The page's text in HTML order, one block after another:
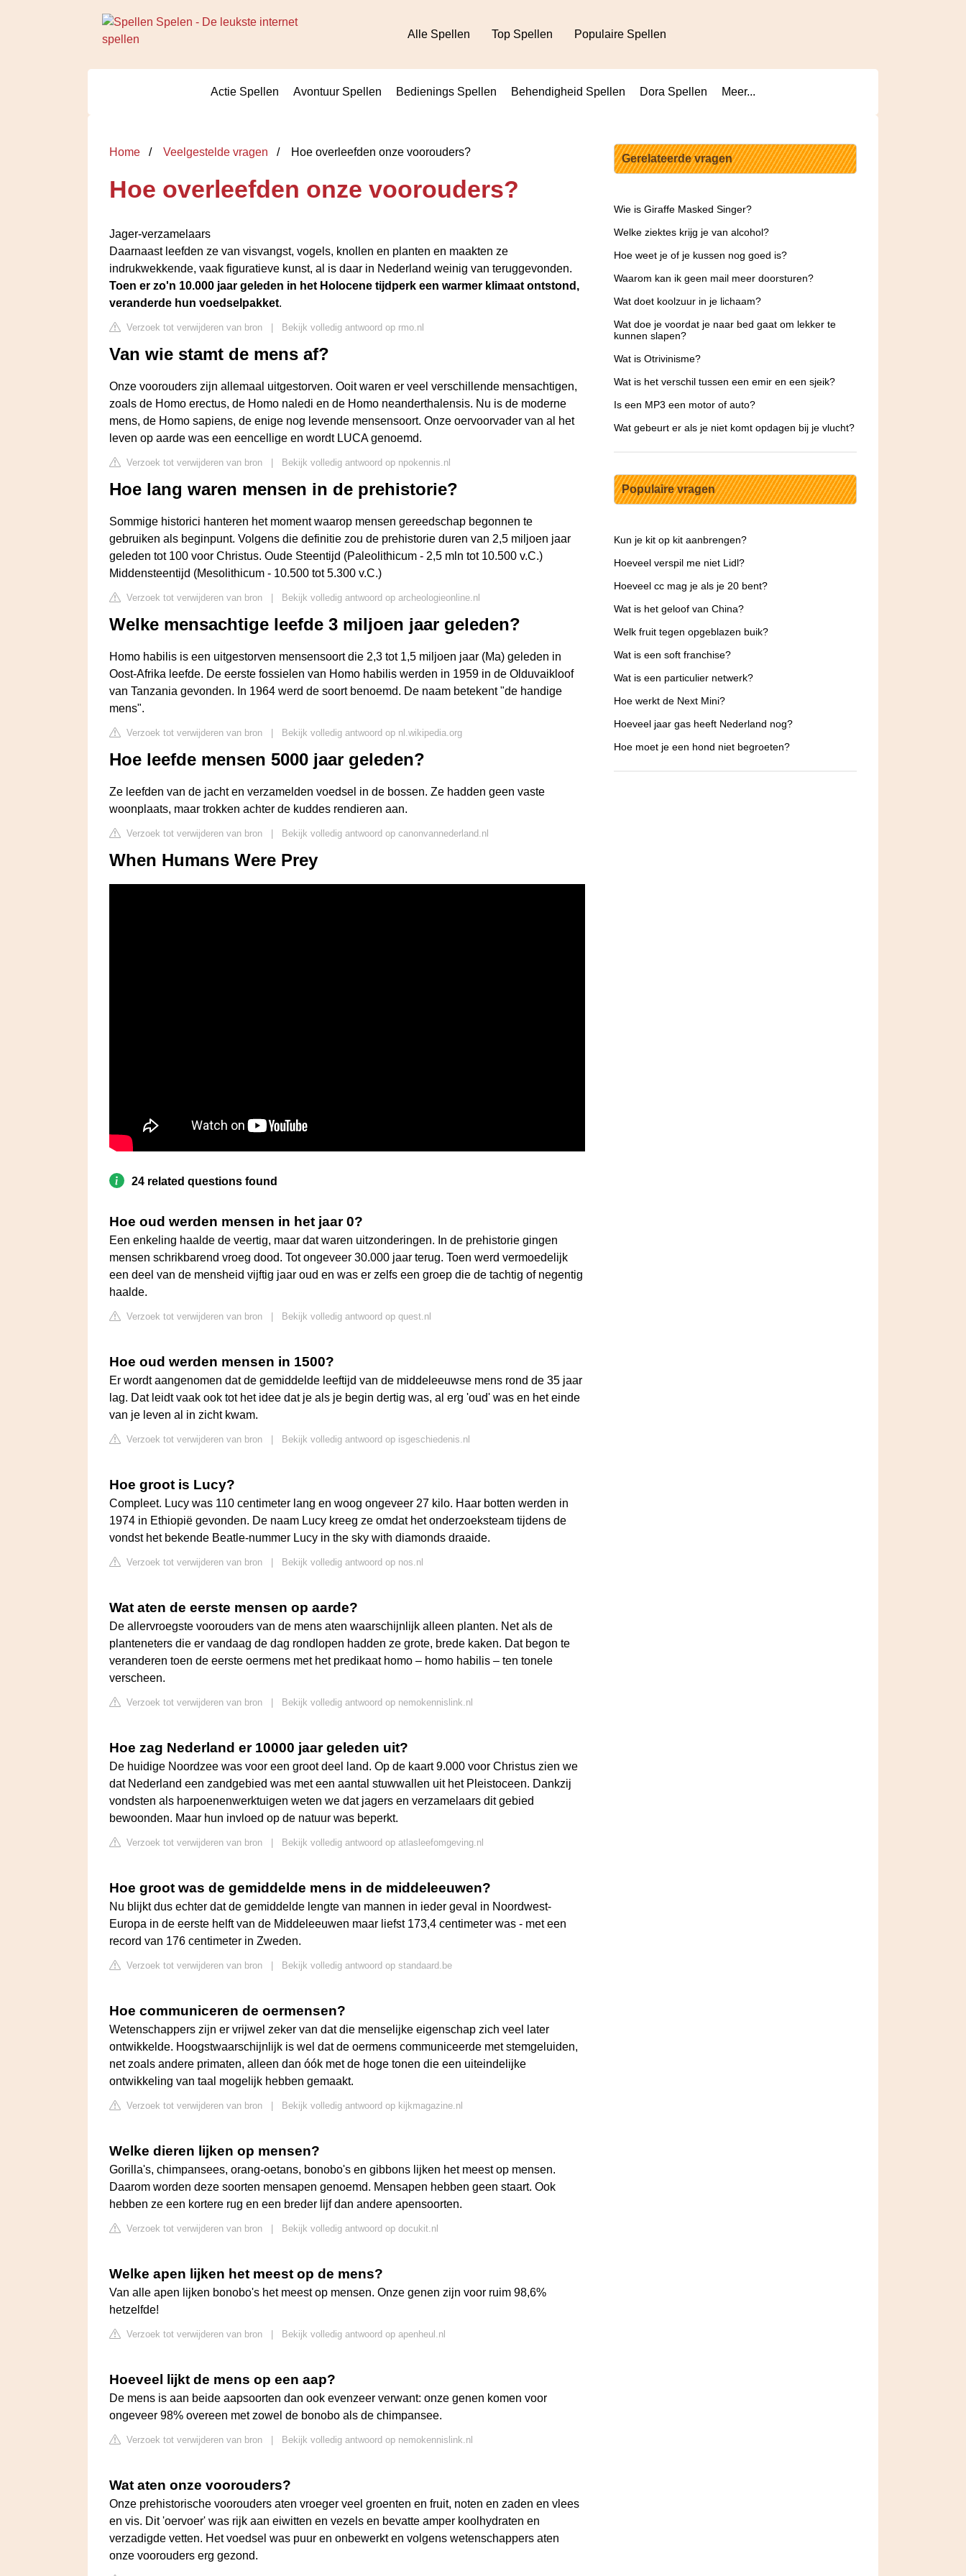
Alle Spellen Top Spellen Populaire Spellen
Actie Spellen Avontuur Spellen Bedienings Spellen Behendigheid Spellen Dora Spellen Meer...
Home Veelgestelde vragen Hoe overleefden onze voorouders?
Hoe overleefden onze voorouders?
Jager-verzamelaars
Daarnaast leefden ze van visvangst, vogels, knollen en planten en maakten ze
indrukwekkende, vaak figuratieve kunst, al is daar in Nederland weinig van teruggevonden.
Toen er zo'n 10.000 jaar geleden in het Holocene tijdperk een warmer klimaat ontstond,
veranderde hun voedselpakket.
Verzoek tot verwijderen van bron Bekijk volledig antwoord op rmo.nl
Van wie stamt de mens af?
Onze voorouders zijn allemaal uitgestorven. Ooit waren er veel verschillende mensachtigen,
zoals de Homo erectus, de Homo naledi en de Homo neanderthalensis. Nu is de moderne
mens, de Homo sapiens, de enige nog levende mensensoort. Onze oervoorvader van al het
leven op aarde was een eencellige en wordt LUCA genoemd.
Verzoek tot verwijderen van bron Bekijk volledig antwoord op npokennis.nl
Hoe lang waren mensen in de prehistorie?
Sommige historici hanteren het moment waarop mensen gereedschap begonnen te
gebruiken als beginpunt. Volgens die definitie zou de prehistorie duren van 2,5 miljoen jaar
geleden tot 100 voor Christus. Oude Steentijd (Paleolithicum - 2,5 mln tot 10.500 v.C.)
Middensteentijd (Mesolithicum - 10.500 tot 5.300 v.C.)
Verzoek tot verwijderen van bron Bekijk volledig antwoord op archeologieonline.nl
Welke mensachtige leefde 3 miljoen jaar geleden?
Homo habilis is een uitgestorven mensensoort die 2,3 tot 1,5 miljoen jaar (Ma) geleden in
Oost-Afrika leefde. De eerste fossielen van Homo habilis werden in 1959 in de Olduvaikloof
van Tanzania gevonden. In 1964 werd de soort benoemd. De naam betekent "de handige
mens".
Verzoek tot verwijderen van bron Bekijk volledig antwoord op nl.wikipedia.org
Hoe leefde mensen 5000 jaar geleden?
Ze leefden van de jacht en verzamelden voedsel in de bossen. Ze hadden geen vaste
woonplaats, maar trokken achter de kuddes rendieren aan.
Verzoek tot verwijderen van bron Bekijk volledig antwoord op canonvannederland.nl
When Humans Were Prey
24 related questions found
Hoe oud werden mensen in het jaar 0?
Een enkeling haalde de veertig, maar dat waren uitzonderingen. In de prehistorie gingen
mensen schrikbarend vroeg dood. Tot ongeveer 30.000 jaar terug. Toen werd vermoedelijk
een deel van de mensheid vijftig jaar oud en was er zelfs een groep die de tachtig of negentig
haalde.
Verzoek tot verwijderen van bron Bekijk volledig antwoord op quest.nl
Hoe oud werden mensen in 1500?
Er wordt aangenomen dat de gemiddelde leeftijd van de middeleeuwse mens rond de 35 jaar
lag. Dat leidt vaak ook tot het idee dat je als je begin dertig was, al erg 'oud' was en het einde
van je leven al in zicht kwam.
Verzoek tot verwijderen van bron Bekijk volledig antwoord op isgeschiedenis.nl
Hoe groot is Lucy?
Compleet. Lucy was 110 centimeter lang en woog ongeveer 27 kilo. Haar botten werden in
1974 in Ethiopië gevonden. De naam Lucy kreeg ze omdat het onderzoeksteam tijdens de
vondst het bekende Beatle-nummer Lucy in the sky with diamonds draaide.
Verzoek tot verwijderen van bron Bekijk volledig antwoord op nos.nl
Wat aten de eerste mensen op aarde?
De allervroegste voorouders van de mens aten waarschijnlijk alleen planten. Net als de
planteneters die er vandaag de dag rondlopen hadden ze grote, brede kaken. Dat begon te
veranderen toen de eerste oermens met het predikaat homo – homo habilis – ten tonele
verscheen.
Verzoek tot verwijderen van bron Bekijk volledig antwoord op nemokennislink.nl
Hoe zag Nederland er 10000 jaar geleden uit?
De huidige Noordzee was voor een groot deel land. Op de kaart 9.000 voor Christus zien we
dat Nederland een zandgebied was met een aantal stuwwallen uit het Pleistoceen. Dankzij
vondsten als harpoenenwerktuigen weten we dat jagers en verzamelaars dit gebied
bewoonden. Maar hun invloed op de natuur was beperkt.
Verzoek tot verwijderen van bron Bekijk volledig antwoord op atlasleefomgeving.nl
Hoe groot was de gemiddelde mens in de middeleeuwen?
Nu blijkt dus echter dat de gemiddelde lengte van mannen in ieder geval in Noordwest-
Europa in de eerste helft van de Middeleeuwen maar liefst 173,4 centimeter was - met een
record van 176 centimeter in Zweden.
Verzoek tot verwijderen van bron Bekijk volledig antwoord op standaard.be
Hoe communiceren de oermensen?
Wetenschappers zijn er vrijwel zeker van dat die menselijke eigenschap zich veel later
ontwikkelde. Hoogstwaarschijnlijk is wel dat de oermens communiceerde met stemgeluiden,
net zoals andere primaten, alleen dan óók met de hoge tonen die een uiteindelijke
ontwikkeling van taal mogelijk hebben gemaakt.
Verzoek tot verwijderen van bron Bekijk volledig antwoord op kijkmagazine.nl
Welke dieren lijken op mensen?
Gorilla's, chimpansees, orang-oetans, bonobo's en gibbons lijken het meest op mensen.
Daarom worden deze soorten mensapen genoemd. Mensapen hebben geen staart. Ook
hebben ze een kortere rug en een breder lijf dan andere apensoorten.
Verzoek tot verwijderen van bron Bekijk volledig antwoord op docukit.nl
Welke apen lijken het meest op de mens?
Van alle apen lijken bonobo's het meest op mensen. Onze genen zijn voor ruim 98,6%
hetzelfde!
Verzoek tot verwijderen van bron Bekijk volledig antwoord op apenheul.nl
Hoeveel lijkt de mens op een aap?
De mens is aan beide aapsoorten dan ook evenzeer verwant: onze genen komen voor
ongeveer 98% overeen met zowel de bonobo als de chimpansee.
Verzoek tot verwijderen van bron Bekijk volledig antwoord op nemokennislink.nl
Wat aten onze voorouders?
Onze prehistorische voorouders aten vroeger veel groenten en fruit, noten en zaden en vlees
en vis. Dit 'oervoer' was rijk aan eiwitten en vezels en bevatte amper koolhydraten en
verzadigde vetten. Het voedsel was puur en onbewerkt en volgens wetenschappers aten
onze voorouders erg gezond.
Gerelateerde vragen
Wie is Giraffe Masked Singer?
Welke ziektes krijg je van alcohol?
Hoe weet je of je kussen nog goed is?
Waarom kan ik geen mail meer doorsturen?
Wat doet koolzuur in je lichaam?
Wat doe je voordat je naar bed gaat om lekker te
kunnen slapen?
Wat is Otrivinisme?
Wat is het verschil tussen een emir en een sjeik?
Is een MP3 een motor of auto?
Wat gebeurt er als je niet komt opdagen bij je vlucht?
Populaire vragen
Kun je kit op kit aanbrengen?
Hoeveel verspil me niet Lidl?
Hoeveel cc mag je als je 20 bent?
Wat is het geloof van China?
Welk fruit tegen opgeblazen buik?
Wat is een soft franchise?
Wat is een particulier netwerk?
Hoe werkt de Next Mini?
Hoeveel jaar gas heeft Nederland nog?
Hoe moet je een hond niet begroeten?